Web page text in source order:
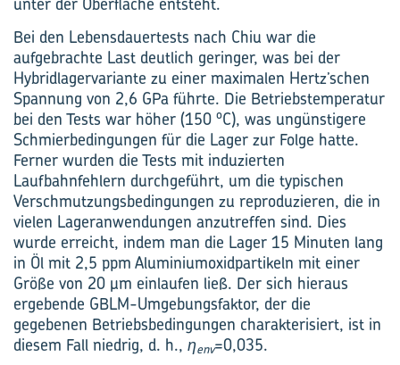
Bei den Lebensdauertests nach Chiu war die
aufgebrachte Last deutlich geringer, was bei der
Hybridlagervariante zu einer maximalen Hertz’schen
Spannung von 2,6 GPa führte. Die Betriebstemperatur
bei den Tests war höher (150 oC), was ungünstigere
Schmierbedingungen für die Lager zur Folge hatte.
Ferner wurden die Tests mit induzierten
Laufbahnfehlern durchgeführt, um die typischen
Verschmutzungsbedingungen zu reproduzieren, die in
vielen Lageranwendungen anzutreffen sind. Dies
wurde erreicht, indem man die Lager 15 Minuten lang
in Öl mit 2,5 ppm Aluminiumoxidpartikeln mit einer
Größe von 20 µm einlaufen ließ. Der sich hieraus
ergebende GBLM-Umgebungsfaktor, der die
gegebenen Betriebsbedingungen charakterisiert, ist in
diesem Fall niedrig, d. h., ηenv=0,035.